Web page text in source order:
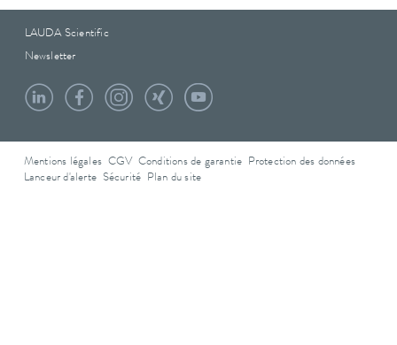
LAUDA Scientific
Newsletter
Mentions légales CGV Conditions de garantie
Protection des données
Lanceur d'alerte Sécurité Plan du site